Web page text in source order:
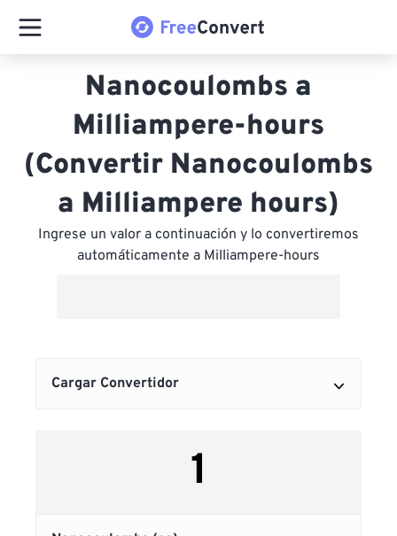
Nanocoulombs a
Milliampere-hours
(Convertir Nanocoulombs
a Milliampere hours)
Ingrese un valor a continuación y lo convertiremos
automáticamente a Milliampere-hours